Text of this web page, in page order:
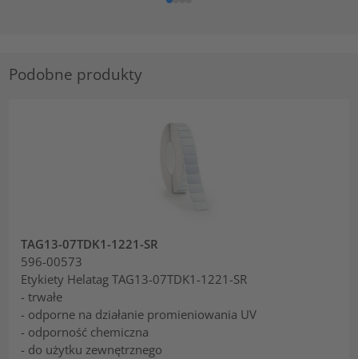
Podobne produkty
TAG13-07TDK1-1221-SR
596-00573
Etykiety Helatag TAG13-07TDK1-1221-SR
- trwałe
- odporne na działanie promieniowania UV
- odporność chemiczna
- do użytku zewnętrznego